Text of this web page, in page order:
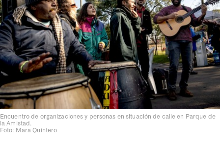
Encuentro de organizaciones y personas en situación de calle en Parque de
la Amistad.
Foto: Mara Quintero